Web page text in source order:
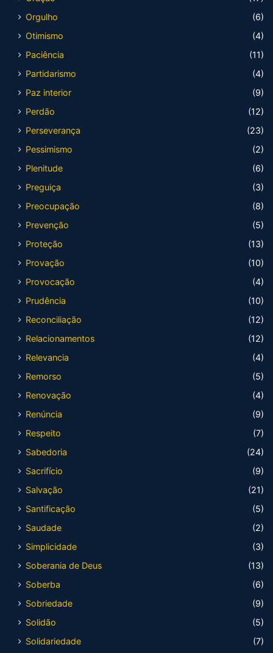
Orgulho
(6)
Otimismo
(4)
Paciência
(11)
Partidarismo
(4)
Paz interior
(9)
Perdão
(12)
Perseverança
(23)
Pessimismo
(2)
Plenitude
(6)
Preguiça
(3)
Preocupação
(8)
Prevenção
(5)
Proteção
(13)
Provação
(10)
Provocação
(4)
Prudência
(10)
Reconciliação
(12)
Relacionamentos
(12)
Relevancia
(4)
Remorso
(5)
Renovação
(4)
Renúncia
(9)
Respeito
(7)
Sabedoria
(24)
Sacrifício
(9)
Salvação
(21)
Santificação
(5)
Saudade
(2)
Simplicidade
(3)
Soberania de Deus
(13)
Soberba
(6)
Sobriedade
(9)
Solidão
(5)
Solidariedade
(7)